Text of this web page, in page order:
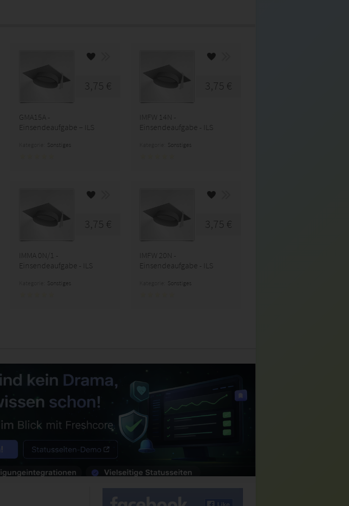
3,75 €
GMA15A -
Einsendeaufgabe – ILS
Sonstiges
3,75 €
IMFW 14N -
Einsendeaufgabe - ILS
Sonstiges
3,75 €
IMMA 0N/1 -
Einsendeaufgabe - ILS
Sonstiges
3,75 €
IMFW 20N -
Einsendeaufgabe - ILS
Sonstiges